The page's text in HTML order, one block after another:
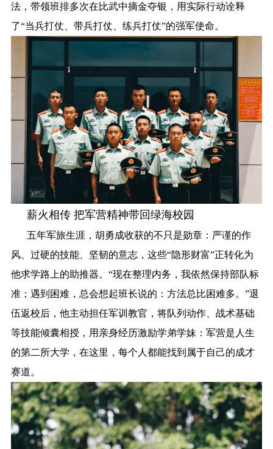
法，带领班排多次在比武中摘金夺银，用实际行动诠释
了“当兵打仗、带兵打仗、练兵打仗”的强军使命。
薪火相传 把军营精神带回绿海校园
五年军旅生涯，胡勇成收获的不只是勋章：严谨的作
风、过硬的技能、坚韧的意志，这些“隐形财富”正转化为
他求学路上的助推器。“现在整理内务，我依然保持部队标
准；遇到困难，总会想起班长说的：方法总比困难多。”退
伍返校后，他主动担任军训教官，将队列动作、战术基础
等技能倾囊相授，用亲身经历激励学弟学妹：军营是人生
的第二所大学，在这里，每个人都能找到属于自己的成才
赛道。